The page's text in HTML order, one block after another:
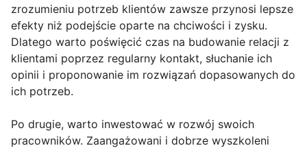
zrozumieniu potrzeb klientów zawsze przynosi lepsze
efekty niż podejście oparte na chciwości i zysku.
Dlatego warto poświęcić czas na budowanie relacji z
klientami poprzez regularny kontakt, słuchanie ich
opinii i proponowanie im rozwiązań dopasowanych do
ich potrzeb.
Po drugie, warto inwestować w rozwój swoich
pracowników. Zaangażowani i dobrze wyszkoleni